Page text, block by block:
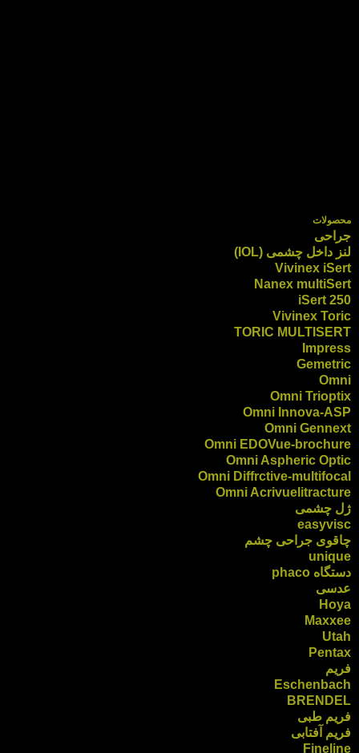
محصولات
جراحی
لنز داخل چشمی (IOL)
Vivinex iSert
Nanex multiSert
iSert 250
Vivinex Toric
TORIC MULTISERT
Impress
Gemetric
Omni
Omni Trioptix
Omni Innova-ASP
Omni Gennext
Omni EDOVue-brochure
Omni Aspheric Optic
Omni Diffrctive-multifocal
Omni Acrivuelitracture
ژل چشمی
easyvisc
چاقوی جراحی چشم
unique
دستگاه phaco
عدسی
Hoya
Maxxee
Utah
Pentax
فریم
Eschenbach
BRENDEL
فریم طبی
فریم آفتابی
Fineline